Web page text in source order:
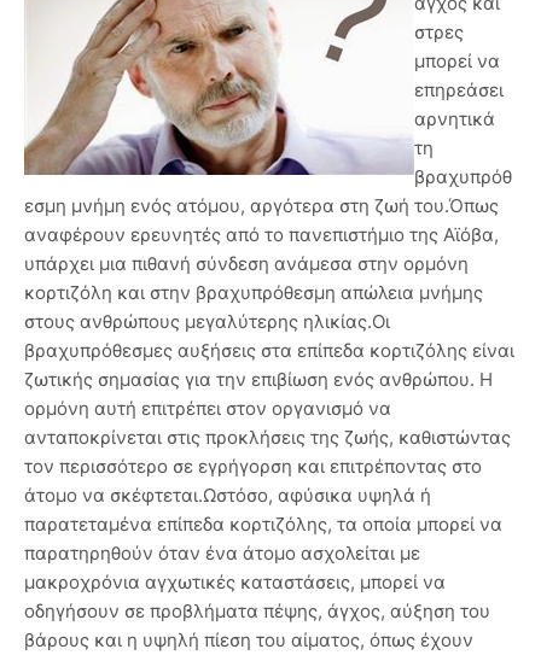
στρες
μπορεί να
επηρεάσει
αρνητικά
τη
βραχυπρόθ
εσμη μνήμη ενός ατόμου, αργότερα στη ζωή του.Όπως
αναφέρουν ερευνητές από το πανεπιστήμιο της Αϊόβα,
υπάρχει μια πιθανή σύνδεση ανάμεσα στην ορμόνη
κορτιζόλη και στην βραχυπρόθεσμη απώλεια μνήμης
στους ανθρώπους μεγαλύτερης ηλικίας.Οι
βραχυπρόθεσμες αυξήσεις στα επίπεδα κορτιζόλης είναι
ζωτικής σημασίας για την επιβίωση ενός ανθρώπου. Η
ορμόνη αυτή επιτρέπει στον οργανισμό να
ανταποκρίνεται στις προκλήσεις της ζωής, καθιστώντας
τον περισσότερο σε εγρήγορση και επιτρέποντας στο
άτομο να σκέφτεται.Ωστόσο, αφύσικα υψηλά ή
παρατεταμένα επίπεδα κορτιζόλης, τα οποία μπορεί να
παρατηρηθούν όταν ένα άτομο ασχολείται με
μακροχρόνια αγχωτικές καταστάσεις, μπορεί να
οδηγήσουν σε προβλήματα πέψης, άγχος, αύξηση του
βάρους και η υψηλή πίεση του αίματος, όπως έχουν